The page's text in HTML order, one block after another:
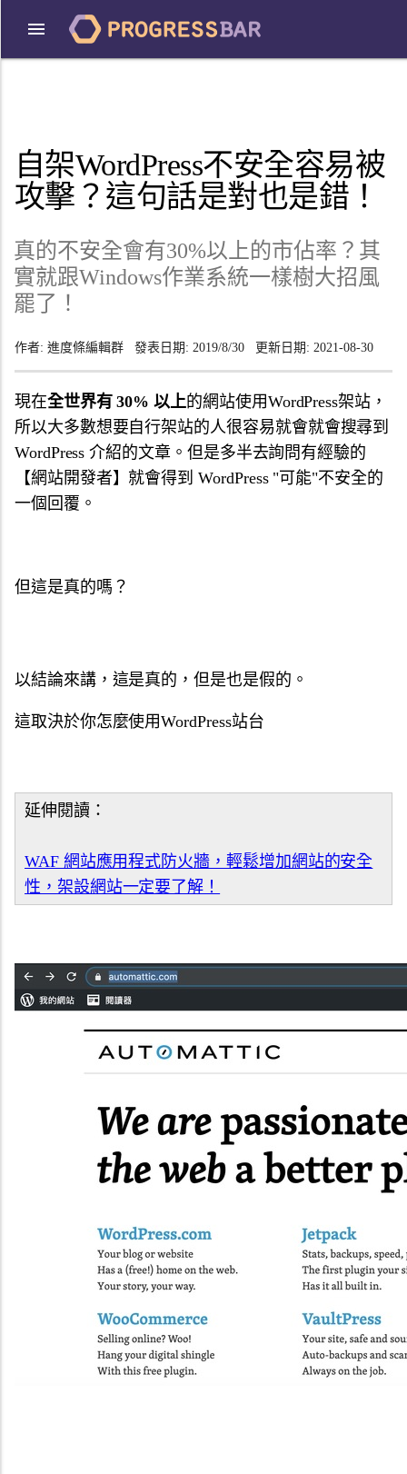
自架WordPress不安全容易被
攻擊？這句話是對也是錯！
真的不安全會有30%以上的市佔率？其
實就跟Windows作業系統一樣樹大招風
罷了！
作者: 進度條編輯群 發表日期: 2019/8/30 更新日期: 2021-08-30
現在全世界有 30% 以上的網站使用WordPress架站，
所以大多數想要自行架站的人很容易就會就會搜尋到
WordPress 介紹的文章。但是多半去詢問有經驗的
【網站開發者】就會得到 WordPress "可能"不安全的
一個回覆。
但這是真的嗎？
以結論來講，這是真的，但是也是假的。
這取決於你怎麼使用WordPress站台
延伸閱讀：
WAF 網站應用程式防火牆，輕鬆增加網站的安全
性，架設網站一定要了解！